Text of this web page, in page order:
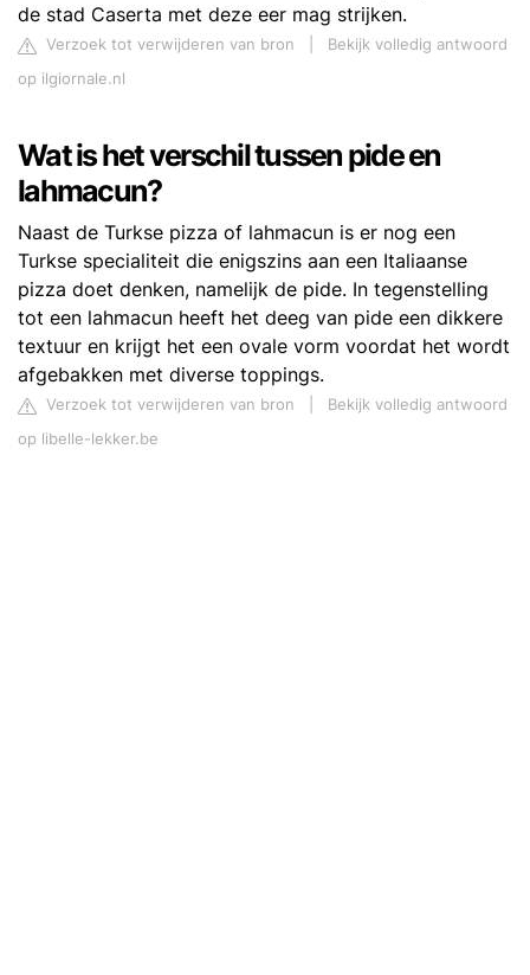
de stad Caserta met deze eer mag strijken.
Verzoek tot verwijderen van bron
Bekijk volledig antwoord
op ilgiornale.nl
Wat is het verschil tussen pide en
lahmacun?
Naast de Turkse pizza of lahmacun is er nog een
Turkse specialiteit die enigszins aan een Italiaanse
pizza doet denken, namelijk de pide. In tegenstelling
tot een lahmacun heeft het deeg van pide een dikkere
textuur en krijgt het een ovale vorm voordat het wordt
afgebakken met diverse toppings.
Verzoek tot verwijderen van bron
Bekijk volledig antwoord
op libelle-lekker.be